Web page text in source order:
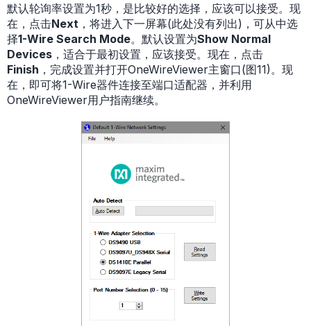
默认轮询率设置为1秒，是比较好的选择，应该可以接受。现
在，点击Next ，将进入下一屏幕(此处没有列出)，可从中选
择1-Wire Search Mode。默认设置为Show Normal
Devices ，适合于最初设置，应该接受。现在，点击
Finish ，完成设置并打开OneWireViewer主窗口(图11)。现
在，即可将1-Wire器件连接至端口适配器，并利用
OneWireViewer用户指南继续。